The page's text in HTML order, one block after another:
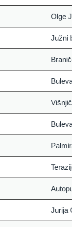
Olge
Južni
Jurija